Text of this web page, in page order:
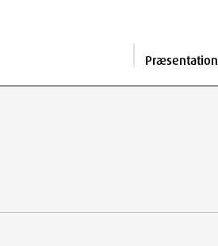
Præsentation